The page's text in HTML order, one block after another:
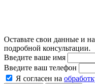
Оставьте свои данные и
подробной консультации.
Введите ваше имя
Введите ваш телефон
Я согласен на